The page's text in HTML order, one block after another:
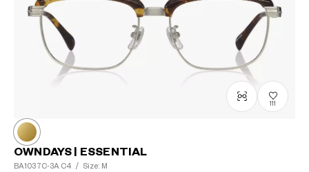
111
OWNDAYS | ESSENTIAL
BA1037C-3A C4 / Size: M